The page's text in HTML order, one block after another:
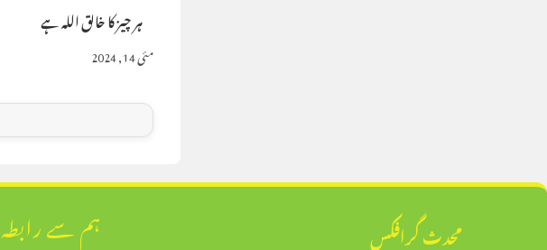
ہر چیز کا خالق اللہ ہے
مئی 14, 2024
ہم سے رابطہ محدث گرافکس